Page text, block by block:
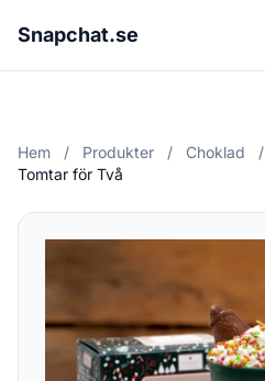
Snapchat.se
Hem / Produkter / Choklad /
Tomtar för Två